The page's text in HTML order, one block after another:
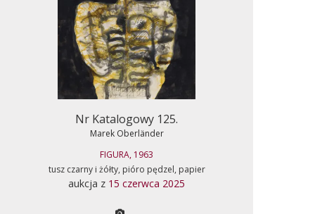
Nr Katalogowy 125.
Marek Oberländer
FIGURA, 1963
tusz czarny i żółty, pióro pędzel, papier
aukcja z 15 czerwca 2025